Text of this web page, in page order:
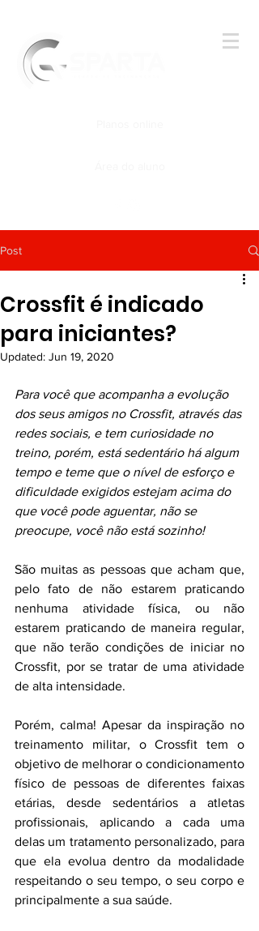
Post
Crossfit é indicado
para iniciantes?
Updated: Jun 19, 2020
Para você que acompanha a evolução
dos seus amigos no Crossfit, através das
redes sociais, e tem curiosidade no
treino, porém, está sedentário há algum
tempo e teme que o nível de esforço e
dificuldade exigidos estejam acima do
que você pode aguentar, não se
preocupe, você não está sozinho!
São muitas as pessoas que acham que,
pelo fato de não estarem praticando
nenhuma atividade física, ou não
estarem praticando de maneira regular,
que não terão condições de iniciar no
Crossfit, por se tratar de uma atividade
de alta intensidade.
Porém, calma! Apesar da inspiração no
treinamento militar, o Crossfit tem o
objetivo de melhorar o condicionamento
físico de pessoas de diferentes faixas
etárias, desde sedentários a atletas
profissionais, aplicando a cada uma
delas um tratamento personalizado, para
que ela evolua dentro da modalidade
respeitando o seu tempo, o seu corpo e
principalmente a sua saúde.